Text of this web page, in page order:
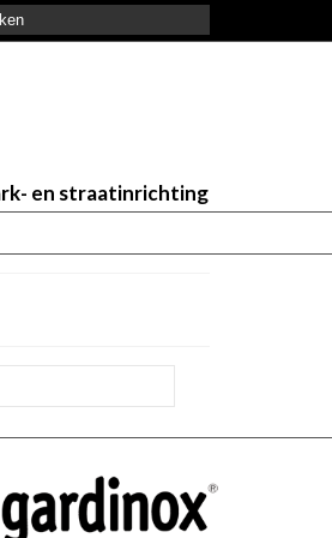
en straatinrichting